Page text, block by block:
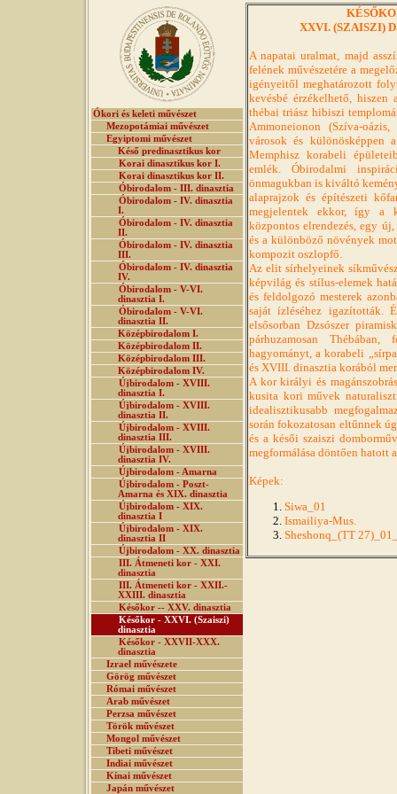
Ókori és keleti művészet
Mezopotámiai művészet
Egyiptomi művészet
Késő predinasztikus kor
Korai dinasztikus kor I.
Korai dinasztikus kor II.
Óbirodalom - III. dinasztia
Óbirodalom - IV. dinasztia
I.
Óbirodalom - IV. dinasztia
II.
Óbirodalom - IV. dinasztia
III.
Óbirodalom - IV. dinasztia
IV.
Óbirodalom - V-VI.
dinasztia I.
Óbirodalom - V-VI.
dinasztia II.
Középbirodalom I.
Középbirodalom II.
Középbirodalom III.
Középbirodalom IV.
Újbirodalom - XVIII.
dinasztia I.
Újbirodalom - XVIII.
dinasztia II.
Újbirodalom - XVIII.
dinasztia III.
Újbirodalom - XVIII.
dinasztia IV.
Újbirodalom - Amarna
Újbirodalom - Poszt-
Amarna és XIX. dinasztia
Újbirodalom - XIX.
dinasztia I
Újbirodalom - XIX.
dinasztia II
Újbirodalom - XX. dinasztia
III. Átmeneti kor - XXI.
dinasztia
III. Átmeneti kor - XXII.-
XXIII. dinasztia
Későkor -- XXV. dinasztia
Későkor - XXVI. (Szaiszi)
dinasztia
Későkor - XXVII-XXX.
dinasztia
Izrael művészete
Görög művészet
Római művészet
Arab művészet
Perzsa művészet
Török művészet
Mongol művészet
Tibeti művészet
Indiai művészet
Kínai művészet
Japán művészet
XXVI. (SZAISZI)
A napatai uralmat, majd
felének művészetére a
igényeitől meghatározott
kevésbé érzékelhető,
thébai triász hibiszi
Ammoneionon (Szíva-oázis,
városok és különösképpen
Memphisz korabeli
emlék. Óbirodalmi
önmagukban is kiváltó
alaprajzok és építészeti
megjelentek ekkor, így a
központos elrendezés, egy
és a különböző növények
kompozit oszlopfő.
Az elit sírhelyeinek
képvilág és stílus-elemek
és feldolgozó mesterek
saját ízléséhez igazították.
elsősorban Dzsószer
párhuzamosan
hagyományt, a korabeli
és XVIII. dinasztia korából
A kor királyi és
kusita kori művek
idealisztikusabb
során fokozatosan eltűnnek
és a késői szaiszi
megformálása döntően hatott
Képek:
Siwa_01
Ismailiya-Mus.
Sheshonq_(TT